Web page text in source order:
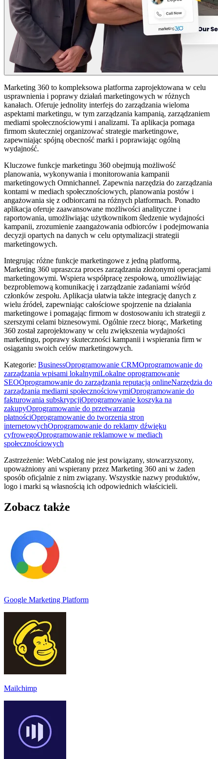
Marketing 360 to kompleksowa platforma zaprojektowana w celu
usprawnienia i poprawy działań marketingowych w różnych
kanałach. Oferuje jednolity interfejs do zarządzania wieloma
aspektami marketingu, w tym zarządzania kampanią, zarządzaniem
mediami społecznościowymi i analizami. Ta aplikacja pomaga
firmom skuteczniej organizować strategie marketingowe,
zapewniając spójną obecność marki i poprawiając ogólną
wydajność.
Kluczowe funkcje marketingu 360 obejmują możliwość
planowania, wykonywania i monitorowania kampanii
marketingowych Omnichannel. Zapewnia narzędzia do zarządzania
kontami w mediach społecznościowych, planowania postów i
angażowania się z odbiorcami na różnych platformach. Ponadto
aplikacja oferuje zaawansowane możliwości analityczne i
raportowania, umożliwiając użytkownikom śledzenie wydajności
kampanii, zrozumienie zaangażowania odbiorców i podejmowania
decyzji opartych na danych w celu optymalizacji strategii
marketingowych.
Integrując różne funkcje marketingowe z jedną platformą,
Marketing 360 upraszcza proces zarządzania złożonymi operacjami
marketingowymi. Wspiera współpracę zespołową, umożliwiając
bezproblemową komunikację i zarządzanie zadaniami wśród
członków zespołu. Aplikacja ułatwia także integrację danych z
wielu źródeł, zapewniając całościowe spojrzenie na działania
marketingowe i pomagając firmom w dostosowaniu ich strategii z
szerszymi celami biznesowymi. Ogólnie rzecz biorąc, Marketing
360 został zaprojektowany w celu zwiększenia wydajności
marketingu, poprawy skuteczności kampanii i wspierania firm w
osiąganiu swoich celów marketingowych.
Kategorie: BusinessOprogramowanie CRMOprogramowanie do
zarządzania wpisami lokalnymiLokalne oprogramowanie
SEOOprogramowanie do zarządzania reputacją onlineNarzędzia do
zarządzania mediami społecznościowymiOprogramowanie do
fakturowania subskrypcjiOprogramowanie koszyka na
zakupyOprogramowanie do przetwarzania
płatnościOprogramowanie do tworzenia stron
internetowychOprogramowanie do reklamy dźwięku
cyfrowegoOprogramowanie reklamowe w mediach
społecznościowych
Zastrzeżenie: WebCatalog nie jest powiązany, stowarzyszony,
upoważniony ani wspierany przez Marketing 360 ani w żaden
sposób oficjalnie z nim związany. Wszystkie nazwy produktów,
logo i marki są własnością ich odpowiednich właścicieli.
Zobacz także
Google Marketing Platform
Mailchimp